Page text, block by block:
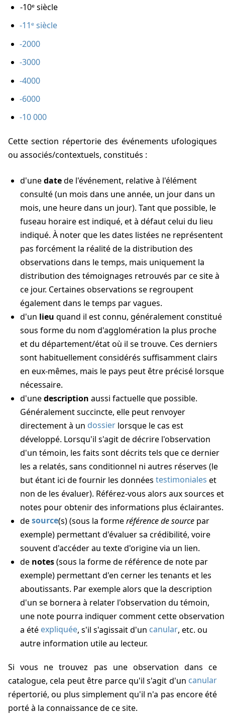
-10ᵉ siècle
-11ᵉ siècle
-2000
-3000
-4000
-6000
-10 000
Cette section répertorie des événements ufologiques
ou associés/contextuels, constitués :
d'unedatede l'événement, relative à l'élément
consulté (un mois dans une année, un jourdans un
mois, une heuredans un jour). Tant que possible, le
fuseau horaire est indiqué, et à défaut celui du lieu
indiqué. À noter que les dates listées ne représentent
pas forcément la réalité de la distribution des
observations dans le temps, mais uniquement la
distribution des témoignages retrouvés par ce site à
ce jour. Certaines observations se regroupent
également dans le temps par vagues.
d'un lieu quand il est connu, généralement constitué
sous forme du nom d'agglomération la plus proche
et du département/état où il se trouve. Ces derniers
sont habituellement considérés suffisamment clairs
en eux-mêmes, mais le pays peut être précisé lorsque
nécessaire.
d'unedescription aussi factuelle que possible.
Généralement succincte, elle peut renvoyer
directement à un dossier lorsque le cas est
développé. Lorsqu'il s'agit de décrire l'observation
d'un témoin, les faits sont décrits tels que ce dernier
les a relatés, sans conditionnel ni autres réserves (le
but étant ici de fournir les données testimoniales et
non de les évaluer). Référez-vous alors aux sources et
notes pour obtenir des informations plus éclairantes.
desource(s) (sous la formeréférence de source par
exemple) permettant d'évaluer sa crédibilité, voire
souvent d'accéder au texte d'origine via un lien.
de notes(sous la forme de référence de note par
exemple) permettant d'en cerner les tenants et les
aboutissants. Par exemple alors que la description
d'un se bornera à relater l'observation du témoin,
une note pourra indiquer comment cette observation
a été expliquée, s'il s'agissait d'un canular, etc. ou
autre information utile au lecteur.
Si vous ne trouvez pas une observation dans ce
catalogue, cela peut être parce qu'il s'agit d'un canular
répertorié, ou plus simplement qu'il n'a pas encore été
porté à la connaissance de ce site.